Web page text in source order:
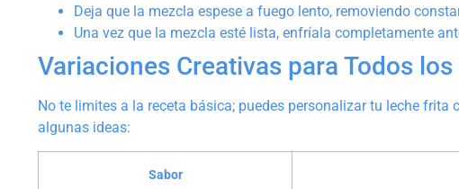
Deja que la mezcla espese a fuego lento, removiendo
Una vez que la mezcla esté lista, enfríala completamente
Variaciones Creativas para Todos
No te limites a la receta básica; puedes personalizar tu leche
algunas ideas:
Sabor